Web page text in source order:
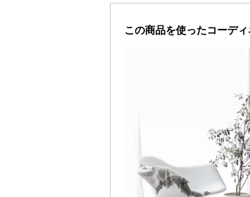
お部屋馴染みの良い無垢
リッシュな空間を演出し
この商品を使ったコーディ